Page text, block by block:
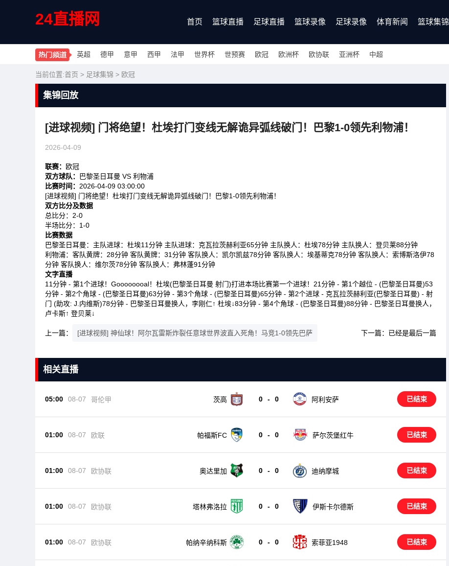
24直播网 首页 篮球直播 足球直播 篮球录像 足球录像 体育新闻 篮球集锦
英超 德甲 意甲 西甲 法甲 世界杯 世预赛 欧冠 欧洲杯 欧协联 亚洲杯 中超
当前位置:首页 > 足球集锦 > 欧冠
集锦回放
[进球视频] 门将绝望！杜埃打门变线无解诡异弧线破门！巴黎1-0领先利物浦！
2026-04-09
联赛：
欧冠
双方球队：
巴黎圣日耳曼 VS 利物浦
比赛时间： 2026-04-09 03:00:00
[进球视频] 门将绝望！杜埃打门变线无解诡异弧线破门！巴黎1-0领先利物浦！
双方比分及数据
总比分：2-0
半场比分：1-0
比赛数据
巴黎圣日耳曼：主队进球：杜埃11分钟 主队进球：克瓦拉茨赫利亚65分钟 主队换人：杜埃78分钟 主队换人：登贝莱88分钟
利物浦：客队黄牌：28分钟 客队黄牌：31分钟 客队换人：凯尔凯兹78分钟 客队换人：埃基蒂克78分钟 客队换人：索博斯洛伊78
分钟 客队换人：维尔茨78分钟 客队换人：弗林蓬91分钟
文字直播
11分钟 - 第1个进球！Goooooooal！杜埃(巴黎圣日耳曼 射门)打进本场比赛第一个进球！21分钟 - 第1个越位 - (巴黎圣日耳曼)53
分钟 - 第2个角球 - (巴黎圣日耳曼)63分钟 - 第3个角球 - (巴黎圣日耳曼)65分钟 - 第2个进球 - 克瓦拉茨赫利亚(巴黎圣日耳曼) - 射
门 (助攻: J.内维斯)78分钟 - 巴黎圣日耳曼换人，李刚仁↑ 杜埃↓83分钟 - 第4个角球 - (巴黎圣日耳曼)88分钟 - 巴黎圣日耳曼换人，
卢卡斯↑ 登贝莱↓
上一篇： [进球视频] 神仙球！阿尔瓦雷斯炸裂任意球世界波直入死角！马竞1-0领先巴萨 下一篇：已经是最后一篇
相关直播
05:00 08-07 哥伦甲 茨高 0 - 0 阿利安萨 已结束
01:00 08-07 欧联 帕福斯FC 0 - 0 萨尔茨堡红牛 已结束
01:00 08-07 欧协联 奥达里加 0 - 0 迪纳摩城 已结束
01:00 08-07 欧协联 塔林弗洛拉 0 - 0 伊斯卡尔德斯 已结束
01:00 08-07 欧协联 帕纳辛纳科斯 0 - 0 索菲亚1948 已结束